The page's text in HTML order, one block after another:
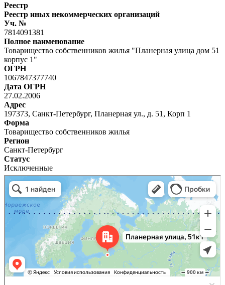
Реестр
Реестр иных некоммерческих организаций
Уч. №
7814091381
Полное наименование
Товарищество собственников жилья "Планерная улица дом 51
корпус 1"
ОГРН
1067847377740
Дата ОГРН
27.02.2006
Адрес
197373, Санкт-Петербург, Планерная ул., д. 51, Корп 1
Форма
Товарищество собственников жилья
Регион
Санкт-Петербург
Статус
Исключенные